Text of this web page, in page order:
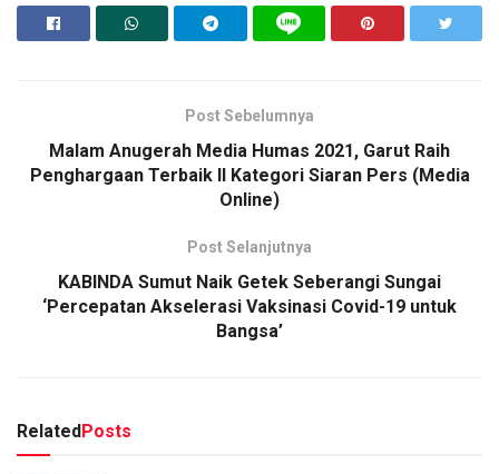
Post Sebelumnya
Malam Anugerah Media Humas 2021, Garut Raih
Penghargaan Terbaik II Kategori Siaran Pers (Media
Online)
Post Selanjutnya
KABINDA Sumut Naik Getek Seberangi Sungai
‘Percepatan Akselerasi Vaksinasi Covid-19 untuk
Bangsa’
RelatedPosts